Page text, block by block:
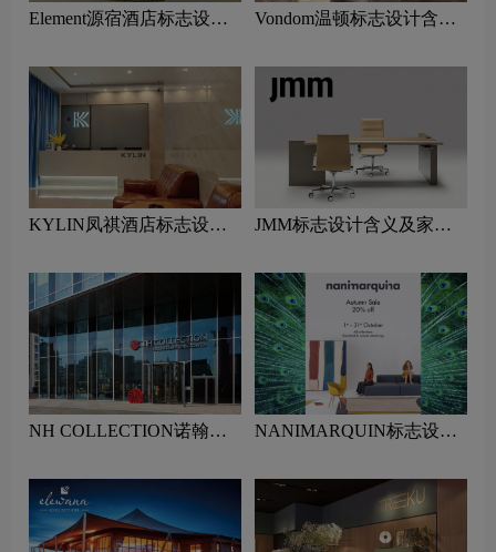
Element源宿酒店标志设计
Vondom温顿标志设计含义
KYLIN凤祺酒店标志设计
JMM标志设计含义及家具
NH COLLECTION诺翰精
品牌设计理念
NANIMARQUIN标志设计